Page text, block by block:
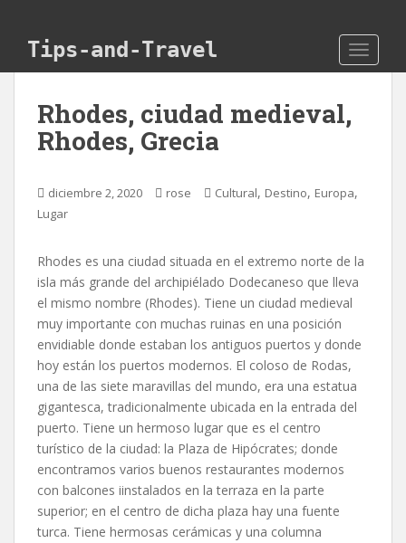
Tips-and-Travel
Rhodes, ciudad medieval,
Rhodes, Grecia
diciembre 2, 2020 rose Cultural, Destino, Europa,
Lugar
Rhodes es una ciudad situada en el extremo norte de la
isla más grande del archipiélado Dodecaneso que lleva
el mismo nombre (Rhodes). Tiene un ciudad medieval
muy importante con muchas ruinas en una posición
envidiable donde estaban los antiguos puertos y donde
hoy están los puertos modernos. El coloso de Rodas,
una de las siete maravillas del mundo, era una estatua
gigantesca, tradicionalmente ubicada en la entrada del
puerto. Tiene un hermoso lugar que es el centro
turístico de la ciudad: la Plaza de Hipócrates; donde
encontramos varios buenos restaurantes modernos
con balcones iinstalados en la terraza en la parte
superior; en el centro de dicha plaza hay una fuente
turca. Tiene hermosas cerámicas y una columna